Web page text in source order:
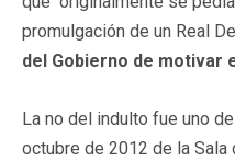
promulgación de un Real
del Gobierno de motivar
La no del indulto fue uno
octubre de 2012 de la Sala